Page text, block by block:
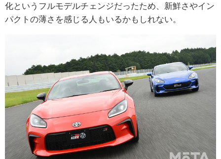
化というフルモデルチェンジだったため、新鮮さやイン
パクトの薄さを感じる人もいるかもしれない。